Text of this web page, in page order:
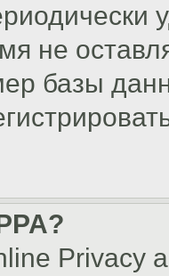
не
базы
Privacy